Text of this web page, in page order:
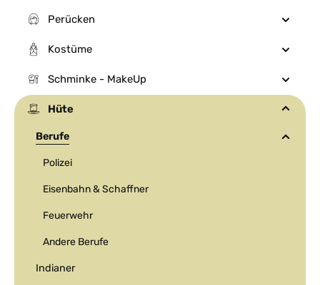
Perücken
Kostüme
Schminke - MakeUp
Hüte
Berufe
Polizei
Eisenbahn & Schaffner
Feuerwehr
Andere Berufe
Indianer